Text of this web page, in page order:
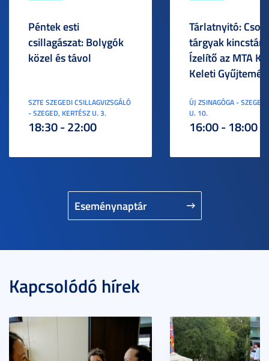
Eseménynaptár
Péntek esti
csillagászat: Bolygók
közel és távol
SZTE SZEGEDI CSILLAGVIZSGÁLÓ
- SZEGED, KERTÉSZ U. 3.
18:30 - 22:00
Tárlatnyitó:
tárgyak
Ízelítő az MTA
Keleti
ÚJ ZSINAGÓGA -
U. 10.
16:00 - 18:00
Kapcsolódó hírek